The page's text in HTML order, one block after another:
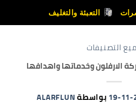
التعبئة والتغليف
التصنيفات
الارفلون وخدماتها واهدافها
بواسطةALARFLUN